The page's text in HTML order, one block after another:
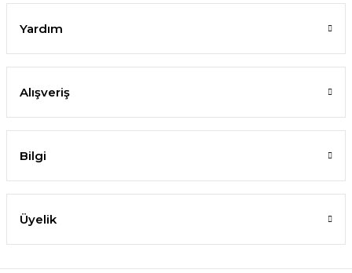
Yardım
Alışveriş
Bilgi
Üyelik